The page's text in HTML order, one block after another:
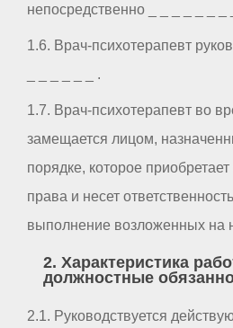
непосредственно _ _ _ _ _ _ _
1.6. Врач-психотерапевт
_ _ _ _ _ _ .
1.7. Врач-психотерапевт во
замещается лицом,
порядке, которое
права и несет
выполнение возложенных на
2. Характеристика
должностные
2.1. Руководствуется